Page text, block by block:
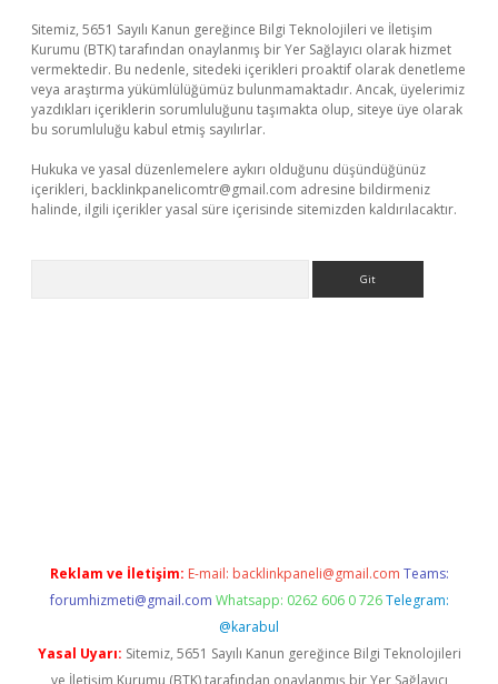
Sitemiz, 5651 Sayılı Kanun gereğince Bilgi Teknolojileri ve İletişim
Kurumu (BTK) tarafından onaylanmış bir Yer Sağlayıcı olarak hizmet
vermektedir. Bu nedenle, sitedeki içerikleri proaktif olarak denetleme
veya araştırma yükümlülüğümüz bulunmamaktadır. Ancak, üyelerimiz
yazdıkları içeriklerin sorumluluğunu taşımakta olup, siteye üye olarak
bu sorumluluğu kabul etmiş sayılırlar.
Hukuka ve yasal düzenlemelere aykırı olduğunu düşündüğünüz
içerikleri, backlinkpanelicomtr@gmail.com adresine bildirmeniz
halinde, ilgili içerikler yasal süre içerisinde sitemizden kaldırılacaktır.
Reklam ve İletişim: E-mail: backlinkpaneli@gmail.com Teams:
forumhizmeti@gmail.com Whatsapp: 0262 606 0 726 Telegram:
@karabul
Yasal Uyarı: Sitemiz, 5651 Sayılı Kanun gereğince Bilgi Teknolojileri
ve İletişim Kurumu (BTK) tarafından onaylanmış bir Yer Sağlayıcı